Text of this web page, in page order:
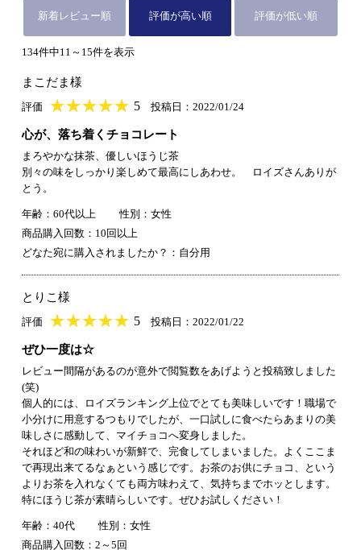
新着レビュー順 評価が高い順 評価が低い順
134件中11～15件を表示
まこだま様
評価 ★★★★★
★★★★★ 5 投稿日：2022/01/24
心が、落ち着くチョコレート
まろやかな抹茶、優しいほうじ茶
別々の味をしっかり楽しめて最高にしあわせ。 ロイズさんありが
とう。
年齢：60代以上
性別：女性
商品購入回数：10回以上
どなた宛に購入されましたか？：自分用
とりこ様
評価 ★★★★★
★★★★★ 5 投稿日：2022/01/22
ぜひ一度は☆
レビュー間隔があるのが意外で閲覧数をあげようと投稿致しました
(笑)
個人的には、ロイズランキング上位でとても美味しいです！職場で
小分けに用意するつもりでしたが、一口試しに食べたらあまりの美
味しさに感動して、マイチョコへ変身しました。
それほど和の味わいが新鮮で、完食してしまいました。よくここま
で再現出来てるなぁという感じです。お茶のお供にチョコ、という
よりお茶を入れなくても両方味わえて、気持ちまでホッとします。
特にほうじ茶が素晴らしいです。ぜひお試しください！
年齢：40代
性別：女性
商品購入回数：2～5回